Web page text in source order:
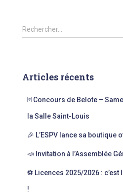
R
e
r
Rechercher…
Articles récents
🃏 Concours de Belote –
la Salle Saint-Louis
🎉 L’ESPV lance sa boutique
📣 Invitation à l’Assemblée
⚽ Licences 2025/2026 :
!